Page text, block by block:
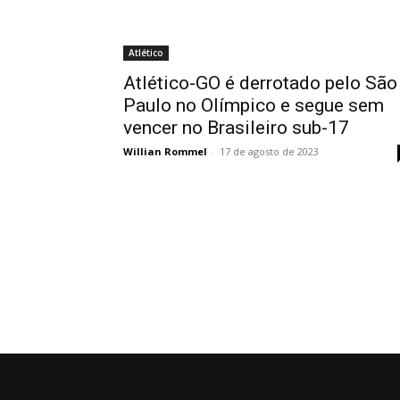
Atlético
Atlético-GO é derrotado pelo São
Paulo no Olímpico e segue sem
vencer no Brasileiro sub-17
Willian Rommel - 17 de agosto de 2023